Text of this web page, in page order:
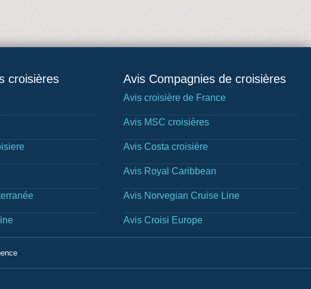
croisières Avis Compagnies de croisières
Avis croisière de France
Avis MSC croisières
Avis Costa croisière
Avis Royal Caribbean
Avis Norvegian Cruise Line
Avis Croisi Europe